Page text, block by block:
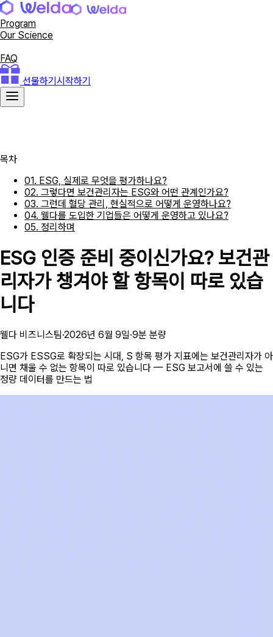
Program
Our Science
FAQ
선물하기 시작하기
목차
01. ESG, 실제로 무엇을 평가하나요?
02. 그렇다면 보건관리자는 ESG와 어떤 관계인가요?
03. 그런데 혈당 관리, 현실적으로 어떻게 운영하나요?
04. 웰다를 도입한 기업들은 어떻게 운영하고 있나요?
05. 정리하며
ESG 인증 준비 중이신가요? 보건관
리자가 챙겨야 할 항목이 따로 있습
니다
웰다 비즈니스팀·2026년 6월 9일·9분 분량
ESG가 ESSG로 확장되는 시대, S 항목 평가 지표에는 보건관리자가 아
니면 채울 수 없는 항목이 따로 있습니다 — ESG 보고서에 쓸 수 있는
정량 데이터를 만드는 법